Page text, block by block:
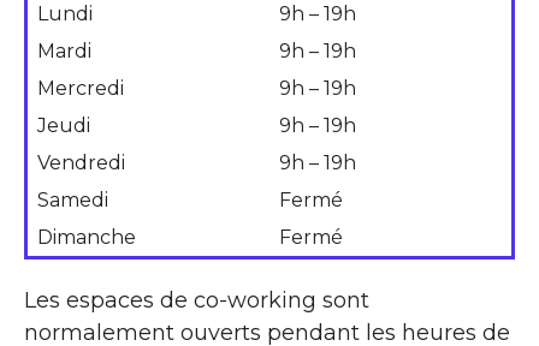
Lundi
9h – 19h
Mardi
9h – 19h
Mercredi
9h – 19h
Jeudi
9h – 19h
Vendredi
9h – 19h
Samedi
Fermé
Dimanche
Fermé
Les espaces de co-working sont
normalement ouverts pendant les heures de